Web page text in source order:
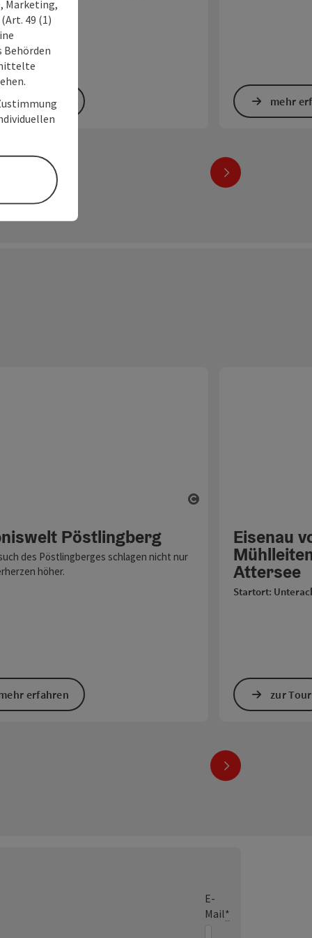
erfahren mehr
nächstes Element
Pöstlingberg
des Pöstlingberges schlagen nicht nur
höher.
erfahren
Eisenau
Attersee
Startort:
zur Tour
nächstes Element
E-
Mail*
Marketing,
49 (1)
Behörden